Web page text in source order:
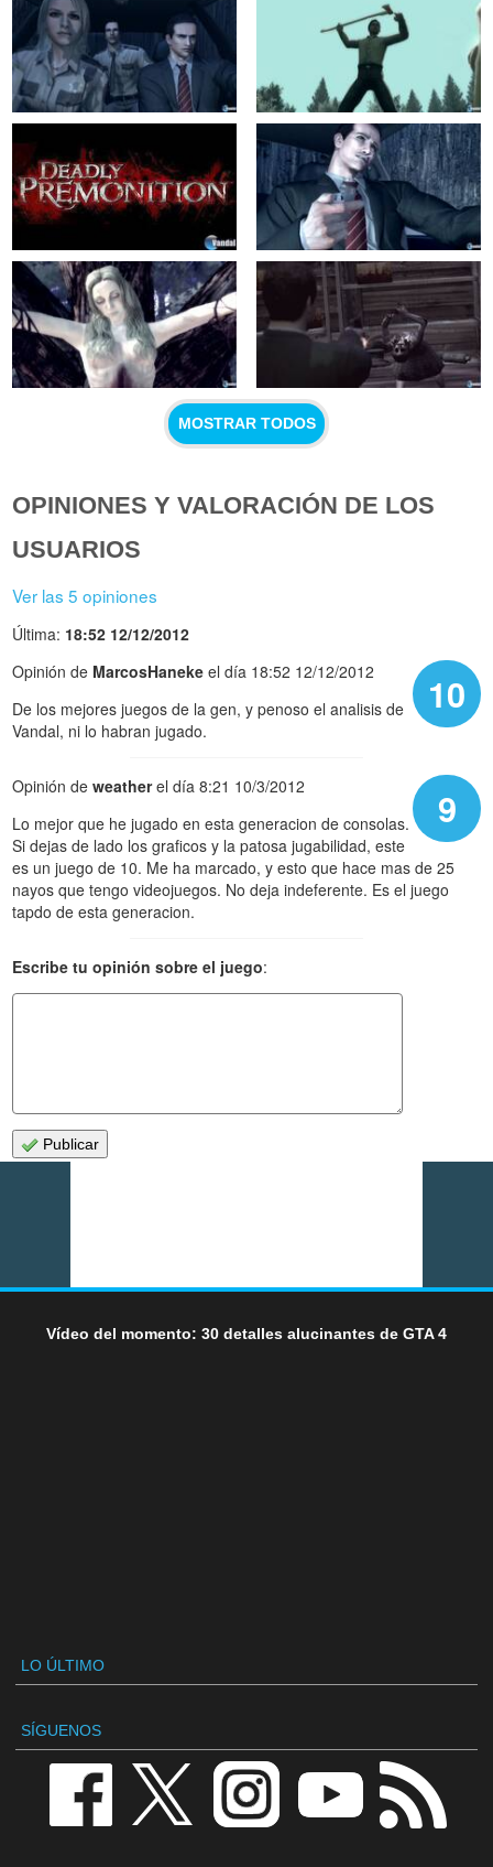
MOSTRAR TODOS
OPINIONES Y VALORACIÓN DE LOS
USUARIOS
Ver las 5 opiniones
Última: 18:52 12/12/2012
10
Opinión de MarcosHaneke el día 18:52 12/12/2012
De los mejores juegos de la gen, y penoso el analisis de
Vandal, ni lo habran jugado.
9
Opinión deweatherel día 8:21 10/3/2012
Lo mejor que he jugado en esta generacion de consolas.
Si dejas de lado los graficos y la patosa jugabilidad, este
es un juego de 10. Me ha marcado, y esto que hace mas de 25
nayos que tengo videojuegos. No deja indeferente. Es el juego
tapdo de esta generacion.
Escribe tu opinión sobre el juego:
Publicar
Vídeo del momento: 30 detalles alucinantes de GTA 4
LO ÚLTIMO
SÍGUENOS